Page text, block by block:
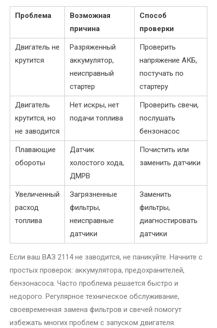
Проблема
Возможная
причина
Способ
проверки
Двигатель не
крутится
Разряженный
аккумулятор,
неисправный
стартер
Проверить
напряжение АКБ,
постучать по
стартеру
Двигатель
крутится, но
не заводится
Нет искры, нет
подачи топлива
Проверить свечи,
послушать
бензонасос
Плавающие
обороты
Датчик
холостого хода,
ДМРВ
Почистить или
заменить датчики
Увеличенный
расход
топлива
Загрязненные
фильтры,
неисправные
датчики
Заменить
фильтры,
диагностировать
датчики
Если ваш ВАЗ 2114 не заводится, не паникуйте. Начните с
простых проверок: аккумулятора, предохранителей,
бензонасоса. Часто проблема решается быстро и
недорого. Регулярное техническое обслуживание,
своевременная замена фильтров и свечей помогут
избежать многих проблем с запуском двигателя.